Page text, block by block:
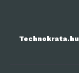
Technokrata.hu